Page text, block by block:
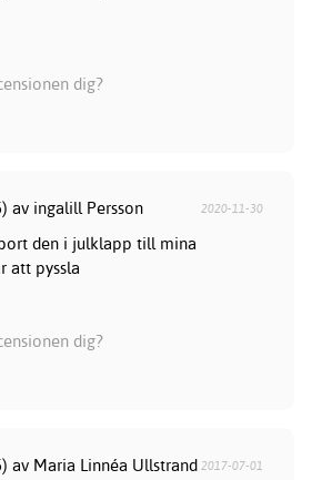
dig?
av ingalill Persson 2020-11-30
den i julklapp till mina
att pyssla
dig?
av Maria Linnéa Ullstrand 2017-07-01